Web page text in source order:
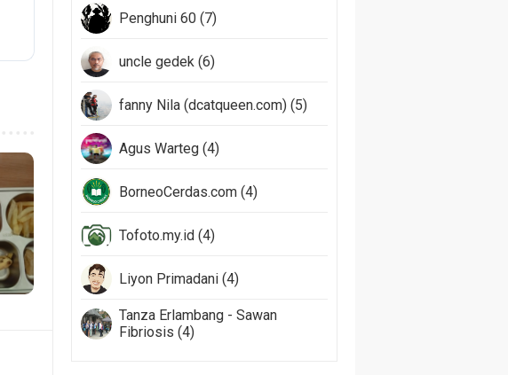
Penghuni 60 (7)
uncle gedek (6)
fanny Nila (dcatqueen.com) (5)
Agus Warteg (4)
BorneoCerdas.com (4)
Tofoto.my.id (4)
Liyon Primadani (4)
Tanza Erlambang - Sawan
Fibriosis (4)